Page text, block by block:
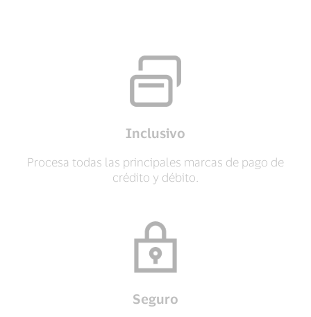
Inclusivo
Procesa todas las principales marcas de pago de
crédito y débito.
Seguro